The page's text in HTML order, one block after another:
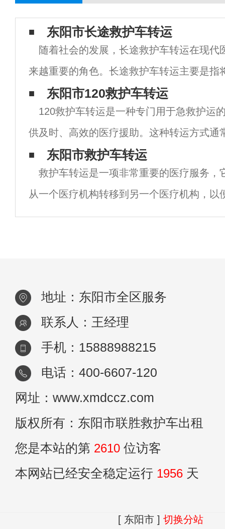
东阳市长途救护车转运
随着社会的发展，长途救护车转运在现代
来越重要的角色。长途救护车转运主要是指
疗机构转移到另一个医疗机构或回家的过程
专业的医疗人员和设备，以确保患者在转运
东阳市120救护车转运
120救护车转运是一种专门用于急救护运
供及时、高效的医疗援助。这种转运方式通
人员驾驶和护理，以确保患者在转运过程中
照顾。 首先，120救护车转运具有高度的急
东阳市救护车转运
救护车转运是一项非常重要的医疗服务，
从一个医疗机构转移到另一个医疗机构，以
疗和护理。这种服务通常由专业的医疗机构
地址：东阳市全区服务
联系人：王经理
手机：15888988215
电话：400-6607-120
网址：www.xmdccz.com
版权所有：东阳市联胜救护车出租
您是本站的第 2610 位访客
本网站已经安全稳定运行 1956 天
[ 东阳市 ] 切换分站